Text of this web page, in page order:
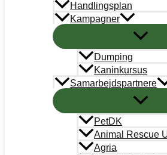
Handlingsplan
Kampagner
Dumping
Kaninkursus
Samarbejdspartnere
PetDK
Animal Rescue
Agria
Forrige Medie
Skriv et svar
Du skal være for at